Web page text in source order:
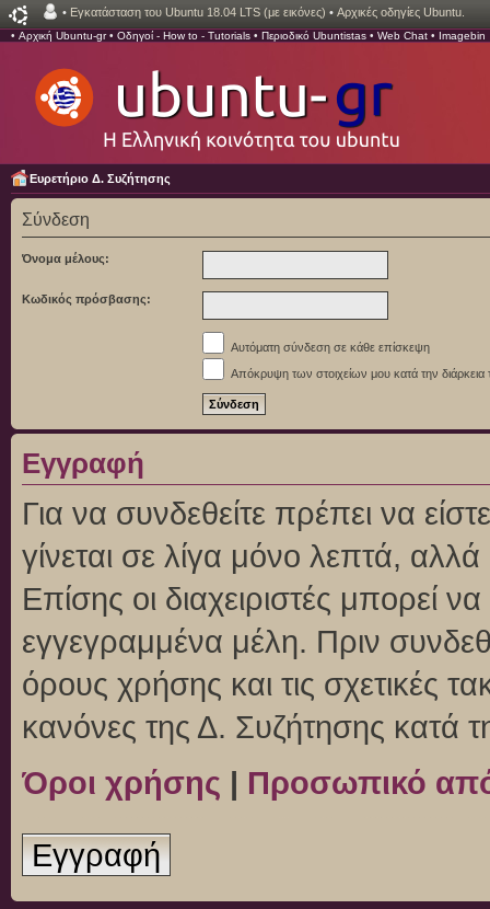
• Εγκατάσταση του Ubuntu 18.04 LTS (με εικόνες) • Αρχικές οδηγίες Ubuntu.
• Αρχική Ubuntu-gr• Οδηγοί - How to - Tutorials • Περιοδικό Ubuntistas • Web Chat • Imagebin
Ευρετήριο Δ. Συζήτησης
Σύνδεση
Όνομα μέλους:
Κωδικός πρόσβασης:
Αυτόματη σύνδεση σε κάθε επίσκεψη
Απόκρυψη των στοιχείων μου κατά την διάρκεια
Εγγραφή
Για να συνδεθείτε πρέπει να
γίνεται σε λίγα μόνο λεπτά,
Επίσης οι διαχειριστές μπορεί
εγγεγραμμένα μέλη. Πριν
όρους χρήσης και τις σχετικές
κανόνες της Δ. Συζήτησης κατά
Όροι χρήσης | Προσωπικό
Εγγραφή